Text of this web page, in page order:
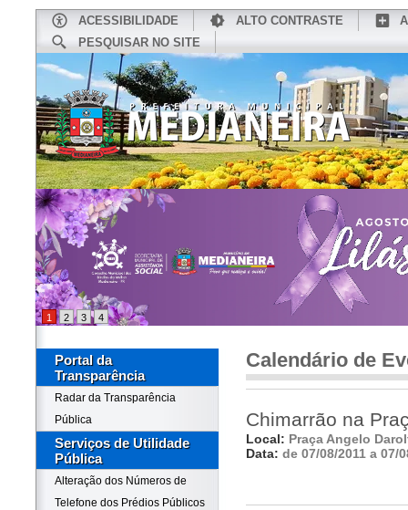
ACESSIBILIDADE ALTO CONTRASTE
PESQUISAR NO SITE
CONHEÇA MEDIANEIRA
1 2 3 4
Portal da
Transparência
Radar da Transparência
Pública
Serviços de Utilidade
Pública
Alteração dos Números de
Telefone dos Prédios Públicos
Calendário de
Chimarrão na
Local: Praça Angelo
Data: de 07/08/2011 a 07/